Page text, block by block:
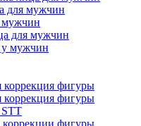
для мужчин
мужчин
для мужчин
мужчин
коррекция фигуры
коррекция фигуры
фигуры